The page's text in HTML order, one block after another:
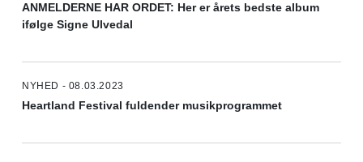
ANMELDERNE HAR ORDET: Her er årets bedste album
ifølge Signe Ulvedal
NYHED - 08.03.2023
Heartland Festival fuldender musikprogrammet